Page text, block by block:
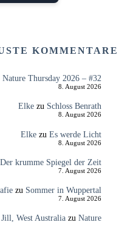
KOMMENTARE
Nature Thursday 2026 – #32
8. August 2026
Elkezu Schloss Benrath
8. August 2026
Elkezu Es werde Licht
8. August 2026
Der krumme Spiegel der Zeit
7. August 2026
zu Sommer in Wuppertal
7. August 2026
West Australiazu Nature